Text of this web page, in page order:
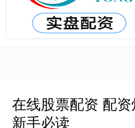
在线股票配资 配资
新手必读